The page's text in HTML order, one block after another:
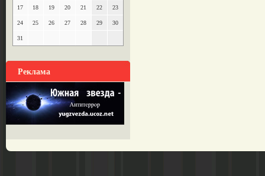
17 18 19 20 21 22 23
24 25 26 27 28 29 30
31
Реклама